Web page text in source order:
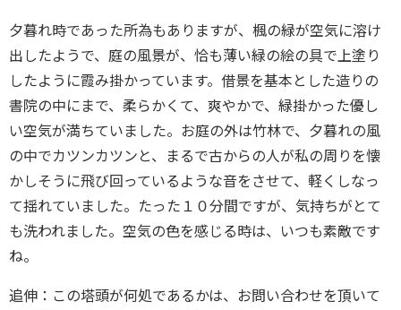
夕暮れ時であった所為もありますが、楓の緑が空気に溶け
出したようで、庭の風景が、恰も薄い緑の絵の具で上塗り
したように霞み掛かっています。借景を基本とした造りの
書院の中にまで、柔らかくて、爽やかで、緑掛かった優し
い空気が満ちていました。お庭の外は竹林で、夕暮れの風
の中でカツンカツンと、まるで古からの人が私の周りを懐
かしそうに飛び回っているような音をさせて、軽くしなっ
て揺れていました。たった１０分間ですが、気持ちがとて
も洗われました。空気の色を感じる時は、いつも素敵です
ね。
追伸：この塔頭が何処であるかは、お問い合わせを頂いて